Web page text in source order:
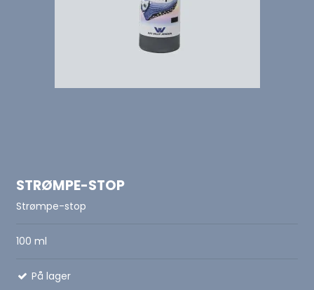
STRØMPE-STOP
Strømpe-stop
100 ml
På lager